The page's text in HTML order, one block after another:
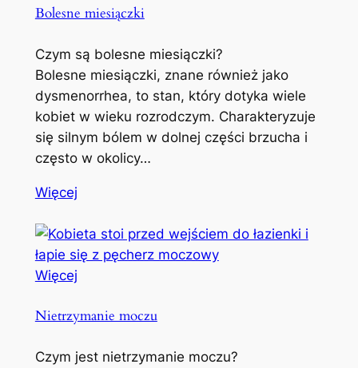
Bolesne miesiączki
Czym są bolesne miesiączki?
Bolesne miesiączki, znane również jako
dysmenorrhea, to stan, który dotyka wiele
kobiet w wieku rozrodczym. Charakteryzuje
się silnym bólem w dolnej części brzucha i
często w okolicy…
Więcej
Więcej
Nietrzymanie moczu
Czym jest nietrzymanie moczu?